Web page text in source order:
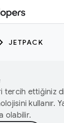
JETPACK
tercih ettiğiniz
kullanır.
olabilir.